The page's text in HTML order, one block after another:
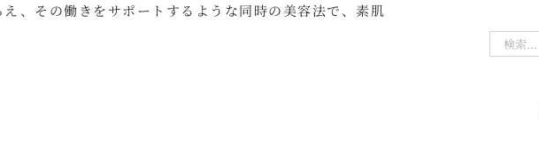
、その働きをサポートするような同時の美容法で、素肌